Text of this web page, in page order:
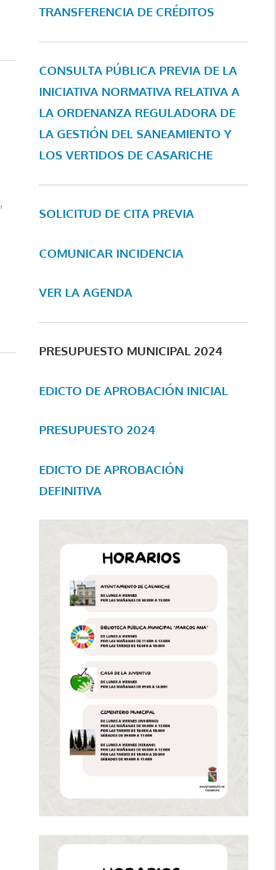
,
TRANSFERENCIA DE CRÉDITOS
CONSULTA PÚBLICA PREVIA DE LA
INICIATIVA NORMATIVA RELATIVA A
LA ORDENANZA REGULADORA DE
LA GESTIÓN DEL SANEAMIENTO Y
LOS VERTIDOS DE CASARICHE
SOLICITUD DE CITA PREVIA
COMUNICAR INCIDENCIA
VER LA AGENDA
PRESUPUESTO MUNICIPAL 2024
EDICTO DE APROBACIÓN INICIAL
PRESUPUESTO 2024
EDICTO DE APROBACIÓN
DEFINITIVA